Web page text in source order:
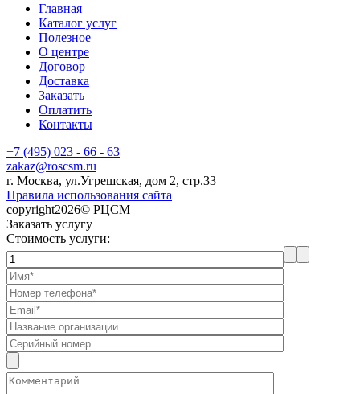
Главная
Каталог услуг
Полезное
О центре
Договор
Доставка
Заказать
Оплатить
Контакты
+7 (495) 023 - 66 - 63
zakaz@roscsm.ru
г. Москва, ул.Угрешская, дом 2, стр.33
Правила использования сайта
copyright2026© РЦСМ
Заказать услугу
Стоимость услуги: